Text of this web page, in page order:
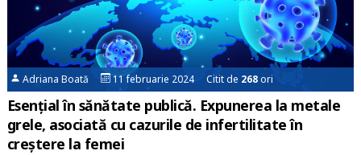
Adriana Boată 11 februarie 2024 Citit de 268ori
Esențial în sănătate publică. Expunerea la metale
grele, asociată cu cazurile de infertilitate în
creștere la femei